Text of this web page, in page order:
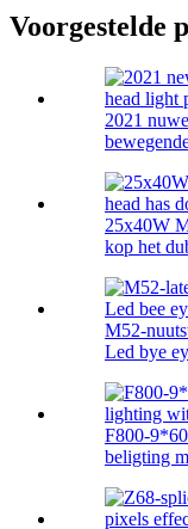
Voorgestelde
2021
25x40W
kop het
M52-
Led bye
F800-
beligting